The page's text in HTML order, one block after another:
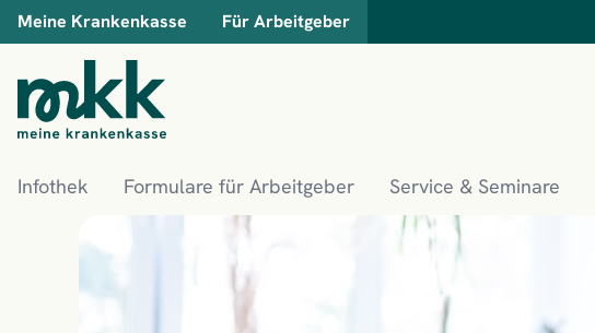
Meine Krankenkasse Für Arbeitgeber
Infothek Formulare für Arbeitgeber Service & Seminare